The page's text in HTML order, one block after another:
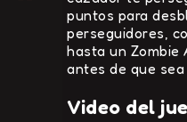
puntos para
perseguidores,
hasta un Zombie
antes de que
Video del